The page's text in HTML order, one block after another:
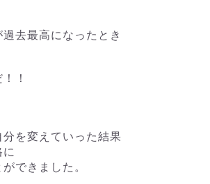
去最高になったとき
！
を変えていった結果
に
できました。